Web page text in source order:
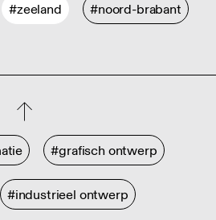
#zeeland #noord-brabant
#grafisch ontwerp
#industrieel ontwerp